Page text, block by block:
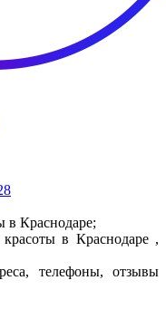
в Краснодаре;
в Краснодаре ,
телефоны, отзывы